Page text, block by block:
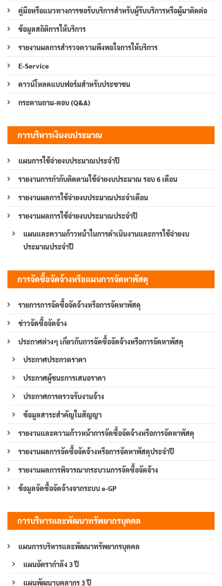
คู่มือหรือแนวทางการขอรับบริการสำหรับผู้รับบริการหรือผู้มาติดต่อ
ข้อมูลสถิติการให้บริการ
รายงานผลการสำรวจความพึงพอใจการให้บริการ
E-Service
ดาวน์โหลดแบบฟอร์มสำหรับประชาชน
กระดานถาม-ตอบ (Q&A)
การบริหารเงินงบประมาณ
แผนการใช้จ่ายงบประมาณประจำปี
รายงานการกำกับติดตามใช้จ่ายงบประมาณ รอบ 6 เดือน
รายงานผลการใช้จ่ายงบประมาณประจำเดือน
รายงานผลการใช้จ่ายงบประมาณประจำปี
แผนและความก้าวหน้าในการดำเนินงานและการใช้จ่ายงบ
ประมาณประจำปี
การจัดซื้อจัดจ้างหรือแผนการจัดหาพัสดุ
รายการการจัดซื้อจัดจ้างหรือการจัดหาพัสดุ
ข่าวจัดซื้อจัดจ้าง
ประกาศต่างๆ เกี่ยวกับการจัดซื้อจัดจ้างหรือการจัดหาพัสดุ
ประกาศประกวดราคา
ประกาศผู้ชนะการเสนอราคา
ประกาศการตรวจรับงานจ้าง
ข้อมูลสาระสำคัญในสัญญา
รายงานและความก้าวหน้าการจัดซื้อจัดจ้างหรือการจัดหาพัสดุ
รายงานผลการจัดซื้อจัดจ้างหรือการจัดหาพัสดุประจำปี
รายงานผลการพิจารณากระบวนการจัดซื้อจัดจ้าง
ข้อมูลจัดซื้อจัดจ้างจากระบบ e-GP
การบริหารและพัฒนาทรัพยากรบุคคล
แผนการบริหารและพัฒนาทรัพยากรบุคคล
แผนอัตรากำลัง 3 ปี
แผนพัฒนาบุคลากร 3 ปี